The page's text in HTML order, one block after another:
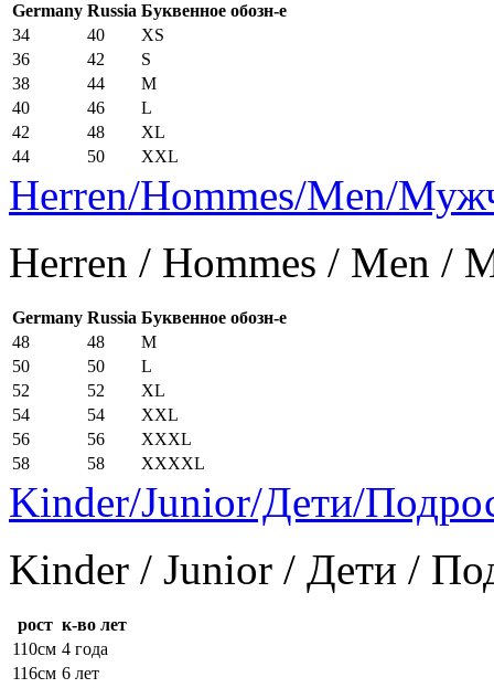
Germany Russia Буквенное обозн-е
34
40
XS
36
42
S
38
44
M
40
46
L
42
48
XL
44
50 XXL
Herren/Hommes/Men/
Herren / Hommes / Men /
Germany Russia Буквенное обозн-е
48
48
M
50
50
L
52
52
XL
54
54
XXL
56
56
XXXL
58
58 XXXXL
Kinder/Junior/Дети/
Kinder / Junior / Дети /
рост к-во лет
110см 4 года
116см 6 лет